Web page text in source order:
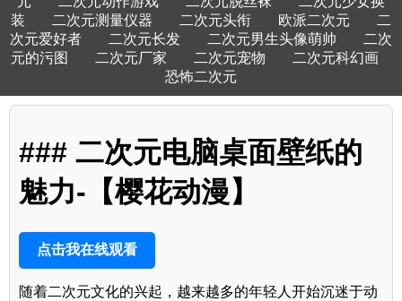
装
二次元测量仪器 二次元头衔 欧派二次元
二
次元爱好者
二次元长发 二次元男生头像萌帅
二次
元的污图
二次元厂家 二次元宠物
二次元科幻画
恐怖二次元
### 二次元电脑桌面壁纸的
魅力-【樱花动漫】
点击我在线观看
随着二次元文化的兴起，越来越多的年轻人开始沉迷于动